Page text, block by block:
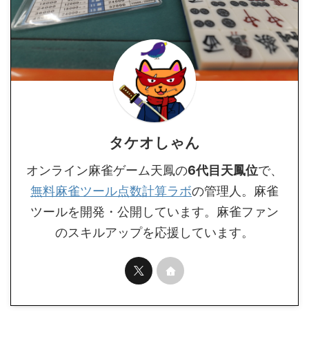
タケオしゃん
オンライン麻雀ゲーム天鳳の6代目天鳳位で、
無料麻雀ツール点数計算ラボの管理人。麻雀
ツールを開発・公開しています。麻雀ファン
のスキルアップを応援しています。